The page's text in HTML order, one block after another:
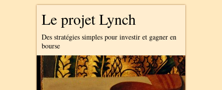
Le projet Lynch
Des stratégies simples pour investir et gagner en
bourse